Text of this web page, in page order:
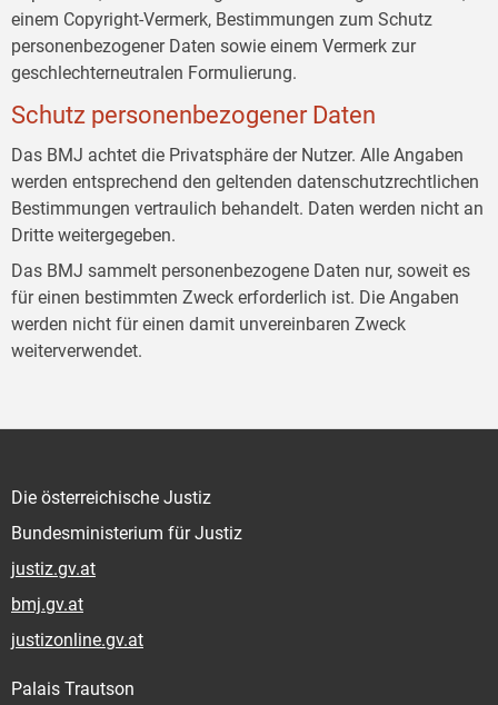
einem Copyright-Vermerk, Bestimmungen zum Schutz
personenbezogener Daten sowie einem Vermerk zur
geschlechterneutralen Formulierung.
Schutz personenbezogener Daten
Das BMJ achtet die Privatsphäre der Nutzer. Alle Angaben
werden entsprechend den geltenden datenschutzrechtlichen
Bestimmungen vertraulich behandelt. Daten werden nicht an
Dritte weitergegeben.
Das BMJ sammelt personenbezogene Daten nur, soweit es
für einen bestimmten Zweck erforderlich ist. Die Angaben
werden nicht für einen damit unvereinbaren Zweck
weiterverwendet.
Die österreichische Justiz
Bundesministerium für Justiz
justiz.gv.at
bmj.gv.at
justizonline.gv.at
Palais Trautson